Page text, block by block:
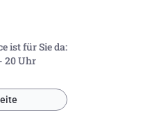
ist für Sie da:
20 Uhr